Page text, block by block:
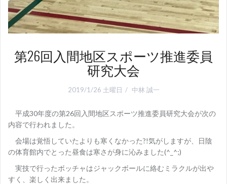
第26回入間地区スポーツ推進委員
研究大会
2019/1/26 土曜日 中林 誠一
平成30年度の第26回入間地区スポーツ推進委員研究大会が次の
内容で行われました。
会場は覚悟していたよりも寒くなかった?!気がしますが、日陰
の体育館内でとった昼食は寒さが身に沁みました(^_^;)
実技で行ったボッチャはジャックボールに絡むミラクルが出や
すく、楽しく出来ました。